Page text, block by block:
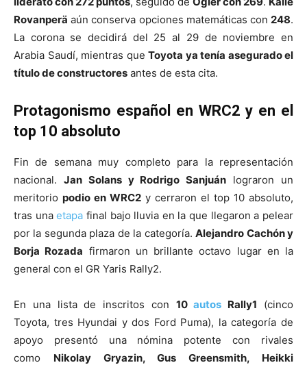
Rovanperä aún conserva opciones matemáticas con 248.
La corona se decidirá del 25 al 29 de noviembre en
Arabia Saudí, mientras que Toyota ya tenía asegurado el
título de constructores antes de esta cita.
Protagonismo español en WRC2 y en el
top 10 absoluto
Fin de semana muy completo para la representación
nacional. Jan Solans y Rodrigo Sanjuán lograron un
meritorio podio en WRC2 y cerraron el top 10 absoluto,
tras unaetapa final bajo lluvia en la que llegaron a pelear
por la segunda plaza de la categoría.Alejandro Cachón y
Borja Rozada firmaron un brillante octavo lugar en la
general con el GR Yaris Rally2.
En una lista de inscritos con 10autos Rally1 (cinco
Toyota, tres Hyundai y dos Ford Puma), la categoría de
apoyo presentó una nómina potente con rivales
como Nikolay Gryazin, Gus Greensmith, Heikki